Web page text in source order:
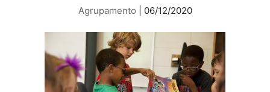
Agrupamento | 06/12/2020